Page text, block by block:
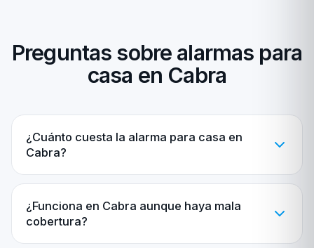
Preguntas sobre alarmas para
casa en Cabra
¿Cuánto cuesta la alarma para casa en
Cabra?
¿Funciona en Cabra aunque haya mala
cobertura?